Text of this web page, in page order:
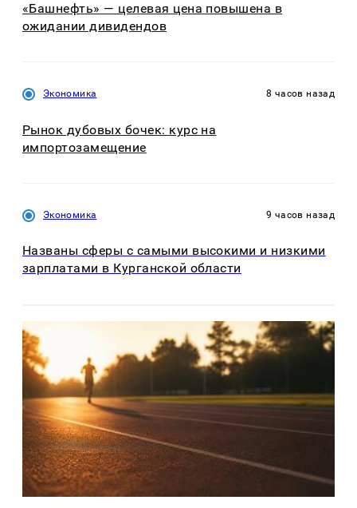
«Башнефть» — целевая цена повышена в
ожидании дивидендов
Экономика 8 часов назад
Рынок дубовых бочек: курс на
импортозамещение
Экономика 9 часов назад
Названы сферы с самыми высокими и низкими
зарплатами в Курганской области